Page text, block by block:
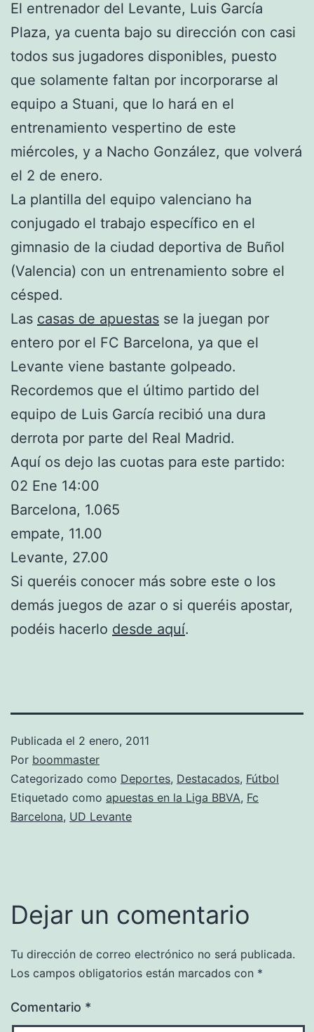
El entrenador del Levante, Luis García
Plaza, ya cuenta bajo su dirección con casi
todos sus jugadores disponibles, puesto
que solamente faltan por incorporarse al
equipo a Stuani, que lo hará en el
entrenamiento vespertino de este
miércoles, y a Nacho González, que volverá
el 2 de enero.
La plantilla del equipo valenciano ha
conjugado el trabajo específico en el
gimnasio de la ciudad deportiva de Buñol
(Valencia) con un entrenamiento sobre el
césped.
Las casas de apuestas se la juegan por
entero por el FC Barcelona, ya que el
Levante viene bastante golpeado.
Recordemos que el último partido del
equipo de Luis García recibió una dura
derrota por parte del Real Madrid.
Aquí os dejo las cuotas para este partido:
02 Ene 14:00
Barcelona, 1.065
empate, 11.00
Levante, 27.00
Si queréis conocer más sobre este o los
demás juegos de azar o si queréis apostar,
podéis hacerlo desde aquí.
Publicada el 2 enero, 2011
Por boommaster
Categorizado como Deportes, Destacados, Fútbol
Etiquetado como apuestas en la Liga BBVA, Fc
Barcelona, UD Levante
Dejar un comentario
Tu dirección de correo electrónico no será publicada.
Los campos obligatorios están marcados con *
Comentario *